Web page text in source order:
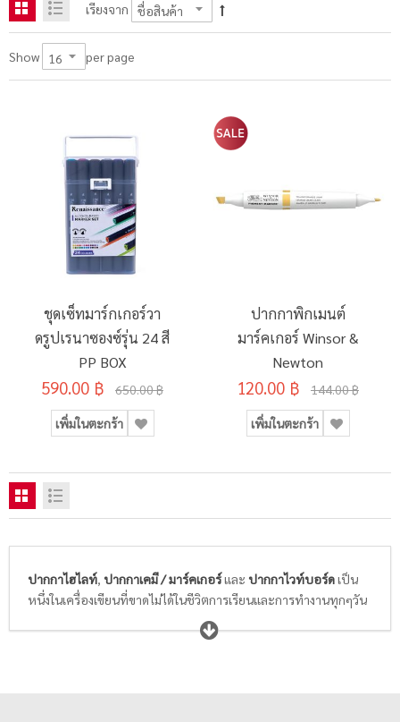
เรียงจาก
Show per page
ชุดเซ็ทมาร์กเกอร์วา
ดรูปเรนาซองซ์รุ่น 24 สี
PP BOX
590.00 ฿ 650.00 ฿
เพิ่มในตะกร้า
ปากกาพิกเมนต์
มาร์คเกอร์ Winsor &
Newton
120.00 ฿ 144.00 ฿
เพิ่มในตะกร้า
ปากกาไฮไลท์, ปากกาเคมี / มาร์คเกอร์และ ปากกาไวท์บอร์ดเป็น
หนึ่งในเครื่องเขียนที่ขาดไม่ได้ในชีวิตการเรียนและการทำงานทุกๆวัน
ของเรา ปากกาไฮไลท์หรือปากกาเน้นข้อความช่วยให้การจดบันทึก
ใจความสำคัญต่างๆของนักเรียนนักศึกษามองเห็นได้ชัด จดจำง่ายด้วย